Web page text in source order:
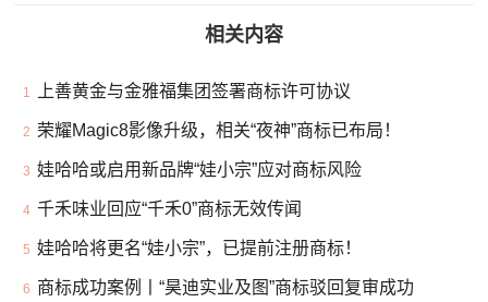
相关内容
1 上善黄金与金雅福集团签署商标许可协议
2 荣耀Magic8影像升级，相关“夜神”商标已布局！
3 娃哈哈或启用新品牌“娃小宗”应对商标风险
4 千禾味业回应“千禾0”商标无效传闻
5 娃哈哈将更名“娃小宗”，已提前注册商标！
6 商标成功案例丨“昊迪实业及图”商标驳回复审成功